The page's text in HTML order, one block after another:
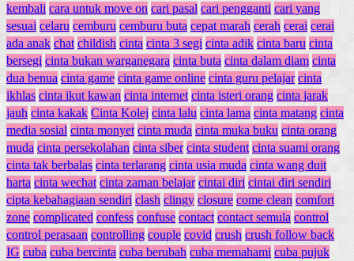
kembali cara untuk move on cari pasal cari pengganti cari yang
sesuai celaru cemburu cemburu buta cepat marah cerah cerai cerai
ada anak chat childish cinta cinta 3 segi cinta adik cinta baru cinta
bersegi cinta bukan warganegara cinta buta cinta dalam diam cinta
dua benua cinta game cinta game online cinta guru pelajar cinta
ikhlas cinta ikut kawan cinta internet cinta isteri orang cinta jarak
jauh cinta kakak Cinta Kolej cinta lalu cinta lama cinta matang cinta
media sosial cinta monyet cinta muda cinta muka buku cinta orang
muda cinta persekolahan cinta siber cinta student cinta suami orang
cinta tak berbalas cinta terlarang cinta usia muda cinta wang duit
harta cinta wechat cinta zaman belajar cintai diri cintai diri sendiri
cipta kebahagiaan sendiri clash clingy closure come clean comfort
zone complicated confess confuse contact contact semula control
control perasaan controlling couple covid crush crush follow back
IG cuba cuba bercinta cuba berubah cuba memahami cuba pujuk